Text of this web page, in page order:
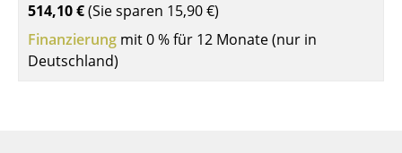
Gartentische
Servierwagen
514,10 €(Sie sparen 15,90 €)
Finanzierung mit 0 % für 12 Monate (nur in
Deutschland)